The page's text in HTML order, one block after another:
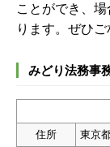
ことができ、
ります。ぜひご
みどり法務事
住所
東京